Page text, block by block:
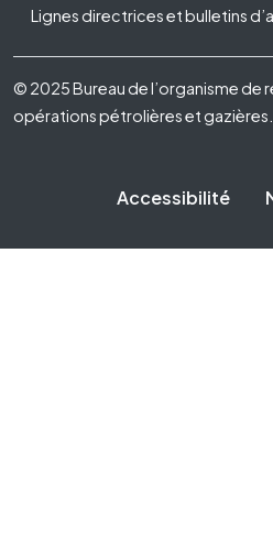
Lignes directrices et bulletins
Footer Fifth
© 2025 Bureau de l’organisme de
opérations pétrolières et gazières.
Accessibilité